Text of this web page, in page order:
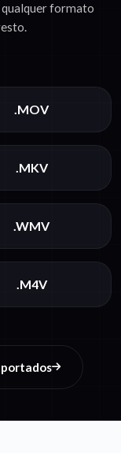
qualquer formato
.MOV
.MKV
.WMV
.M4V